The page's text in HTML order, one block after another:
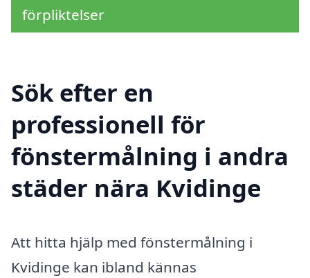
förpliktelser
Sök efter en
professionell för
fönstermålning i andra
städer nära Kvidinge
Att hitta hjälp med fönstermålning i
Kvidinge kan ibland kännas